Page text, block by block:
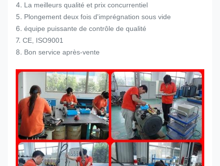
4. La meilleurs qualité et prix concurrentiel
5. Plongement deux fois d'imprégnation sous vide
6. équipe puissante de contrôle de qualité
7. CE, ISO9001
8. Bon service après-vente